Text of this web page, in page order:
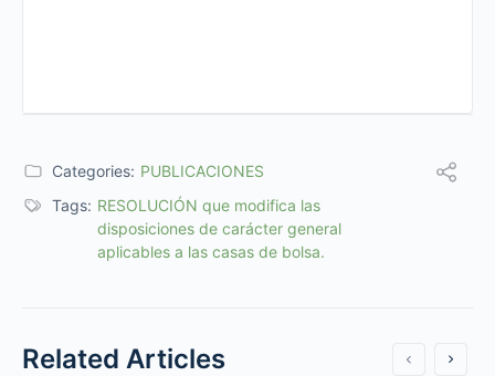
Categories: PUBLICACIONES
Tags: RESOLUCIÓN que modifica las
disposiciones de carácter general
aplicables a las casas de bolsa.
Related Articles